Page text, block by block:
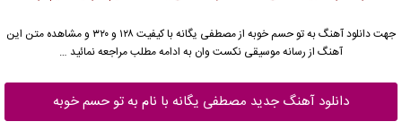
جهت دانلود آهنگ به تو حسم خوبه ازمصطفی یگانه
با کیفیت ۱۲۸ و ۳۲۰ و مشاهده متن این
آهنگ از رسانه موسیقی نکست وان به ادامه مطلب مراجعه نمائید …
دانلود آهنگ جدید مصطفی یگانه با نام به تو حسم خوبه